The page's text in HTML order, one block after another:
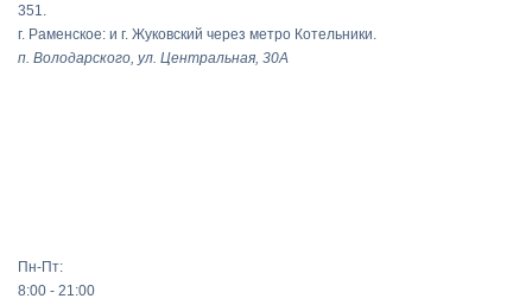
351.
г. Раменское: и г. Жуковский через метро Котельники.
п. Володарского, ул. Центральная, 30А
Пн-Пт:
8:00 - 21:00